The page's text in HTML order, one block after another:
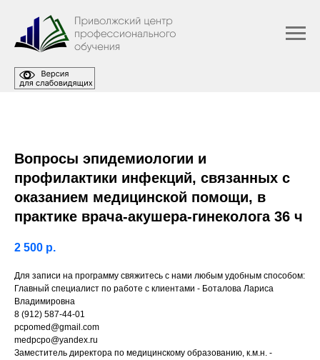
Вопросы эпидемиологии и
профилактики инфекций, связанных с
оказанием медицинской помощи, в
практике врача-акушера-гинеколога 36 ч
2 500 р.
Для записи на программу свяжитесь с нами любым удобным способом:
Главный специалист по работе с клиентами - Боталова Лариса
Владимировна
8 (912) 587-44-01
pcpomed@gmail.com
medpcpo@yandex.ru
Заместитель директора по медицинскому образованию, к.м.н. -